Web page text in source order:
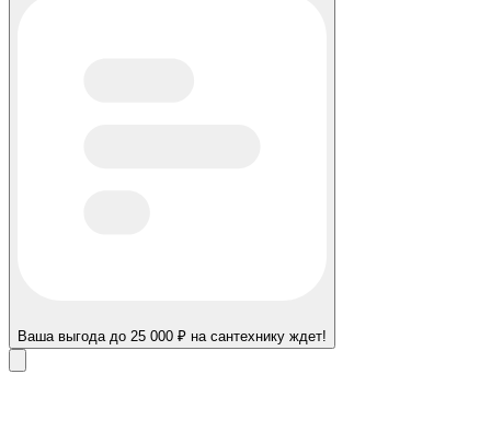
Ваша выгода до 25 000 ₽ на сантехнику ждет!